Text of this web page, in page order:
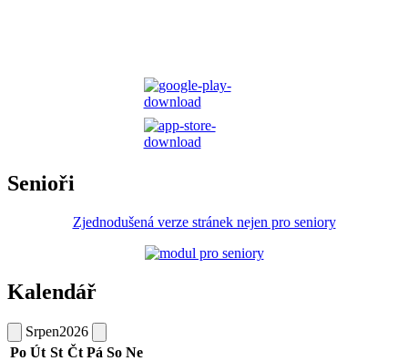
Senioři
Zjednodušená verze stránek nejen pro seniory
Kalendář
Srpen2026
Po Út St Čt Pá So Ne